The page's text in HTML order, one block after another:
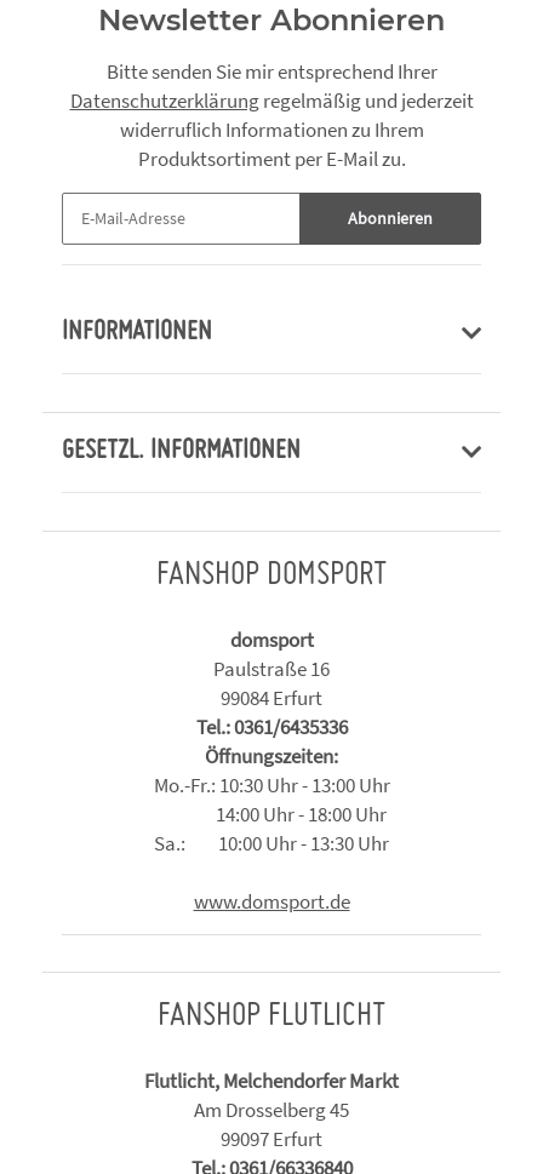
Newsletter Abonnieren
Bitte senden Sie mir entsprechend Ihrer
Datenschutzerklärungregelmäßig und jederzeit
widerruflich Informationen zu Ihrem
Produktsortiment per E-Mail zu.
Abonnieren
INFORMATIONEN
GESETZL. INFORMATIONEN
FANSHOP DOMSPORT
domsport
Paulstraße 16
99084 Erfurt
Tel.: 0361/6435336
Öffnungszeiten:
Mo.-Fr.: 10:30 Uhr - 13:00 Uhr
14:00 Uhr - 18:00 Uhr
Sa.: 10:00 Uhr - 13:30 Uhr
www.domsport.de
FANSHOP FLUTLICHT
Flutlicht, Melchendorfer Markt
Am Drosselberg 45
99097 Erfurt
Tel.: 0361/66336840